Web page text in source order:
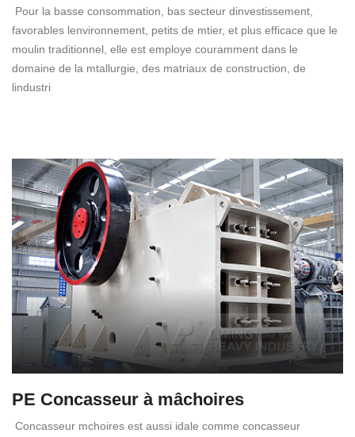
Pour la basse consommation, bas secteur dinvestissement,
favorables lenvironnement, petits de mtier, et plus efficace que le
moulin traditionnel, elle est employe couramment dans le
domaine de la mtallurgie, des matriaux de construction, de
lindustri
PE Concasseur à mâchoires
Concasseur mchoires est aussi idale comme concasseur